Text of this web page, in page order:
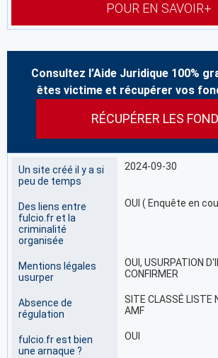
POUR EN SAVOIR+
Consultez l’Aide Juridique 100%
êtes victime et récupérer vos
RÉCUPÉRER LES
Un site créé il y a si
peu de temps
2024-09-30
Des liens entre
fulcio.fr et la
criminalité
organisée
OUI ( Enquête en
Mentions légales
usurper
OUI, USURPATION
CONFIRMER
Absence de
régulation
SITE CLASSÉ LISTE
AMF
fulcio.fr est bien
une arnaque ?
OUI